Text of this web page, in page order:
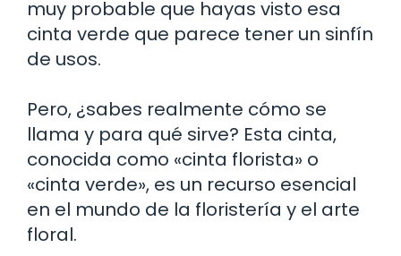
muy probable que hayas visto esa
cinta verde que parece tener un sinfín
de usos.
Pero, ¿sabes realmente cómo se
llama y para qué sirve? Esta cinta,
conocida como «cinta florista» o
«cinta verde», es un recurso esencial
en el mundo de la floristería y el arte
floral.